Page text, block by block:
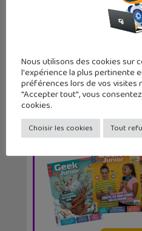
Sortie du n°64 du
Junior avec un dos...
Nous utilisons des cookies sur
l'expérience la plus pertinente
préférences lors de vos visites
"Accepter tout", vous
cookies.
Choisir les cookies Tout